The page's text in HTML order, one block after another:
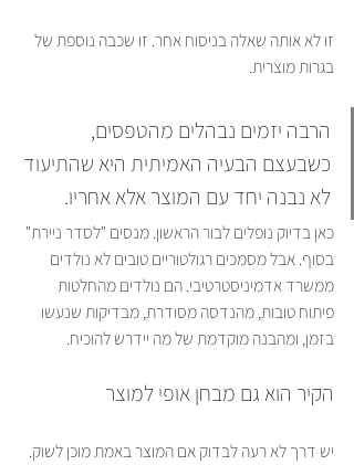
זו לא אותה שאלה בניסוח אחר. זו שכבה נוספת של
בגרות מוצרית.
הרבה יזמים נבהלים מהטפסים,
כשבעצם הבעיה האמיתית היא שהתיעוד
לא נבנה יחד עם המוצר אלא אחריו.
כאן בדיוק נופלים לבור הראשון. מנסים "לסדר ניירת"
בסוף. אבל מסמכים רגולטוריים טובים לא נולדים
ממשרד אדמיניסטרטיבי. הם נולדים מהחלטות
פיתוח טובות, מהנדסה מסודרת, מבדיקות שנעשו
בזמן, ומהבנה מוקדמת של מה יידרש להוכיח.
הקיר הוא גם מבחן אופי למוצר
יש דרך לא רעה לבדוק אם המוצר באמת מוכן לשוק.